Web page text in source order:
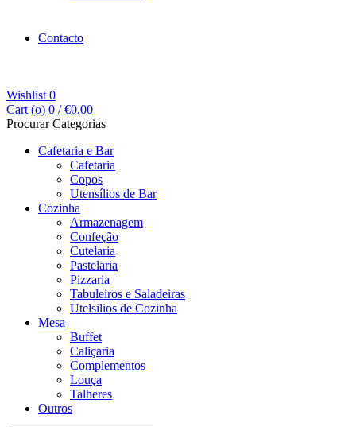
Contacto
Wishlist 0
Cart (o) 0 / €0,00
Procurar Categorias
Cafetaria e Bar
Cafetaria
Copos
Utensílios de Bar
Cozinha
Armazenagem
Confeção
Cutelaria
Pastelaria
Pizzaria
Tabuleiros e Saladeiras
Utelsilios de Cozinha
Mesa
Buffet
Caliçaria
Complementos
Louça
Talheres
Outros